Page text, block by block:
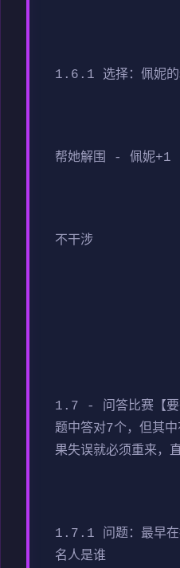
1.6.1 选择：佩妮的
帮她解围 - 佩妮+1
不干涉
1.7 - 问答比赛【要
题中答对7个，但其
果失误就必须重来，
1.7.1 问题：最早在
名人是谁